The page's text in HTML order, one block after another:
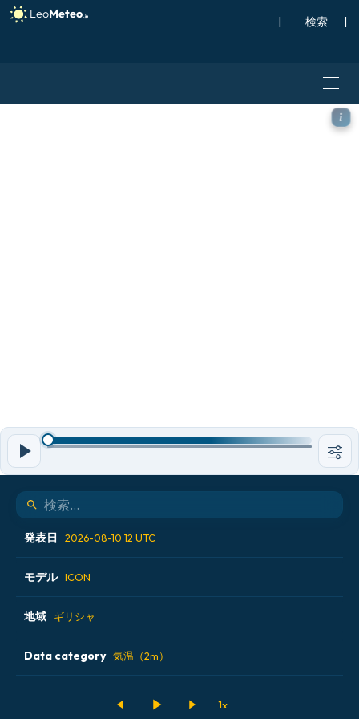
| |
ICON モデル - ギリシャ, 気
発表日 2026-08-10 12 UTC
2026-08-09 18 UTC
2026-08-10 00 UTC
2026-08-10 06 UTC
モデル ICON
ALADIN CZ 2.3 km
ECMWF AIFS [AI]
地域 ギリシャ
アイスランド
Data category 気温（2m）